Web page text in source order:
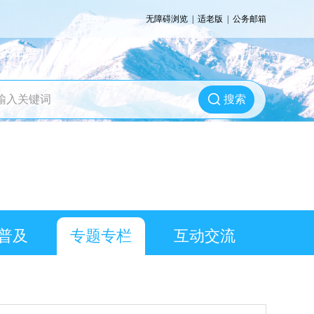
无障碍浏览 适老版 公务邮箱
搜索
及 专题专栏 互动交流